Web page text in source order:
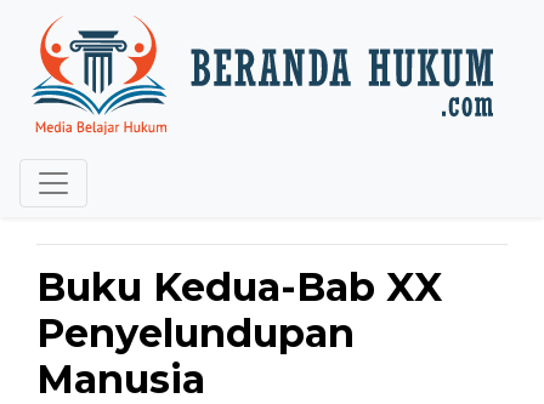
Buku Kedua-Bab XX
Penyelundupan
Manusia